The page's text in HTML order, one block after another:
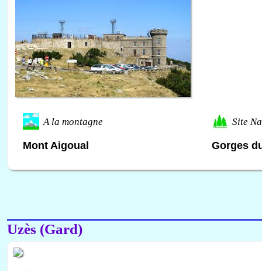
A la montagne
Mont Aigoual
Site
Gorges
Uzès (Gard)